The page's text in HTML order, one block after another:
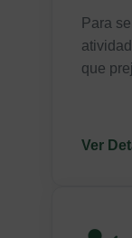
Para
que
Ver